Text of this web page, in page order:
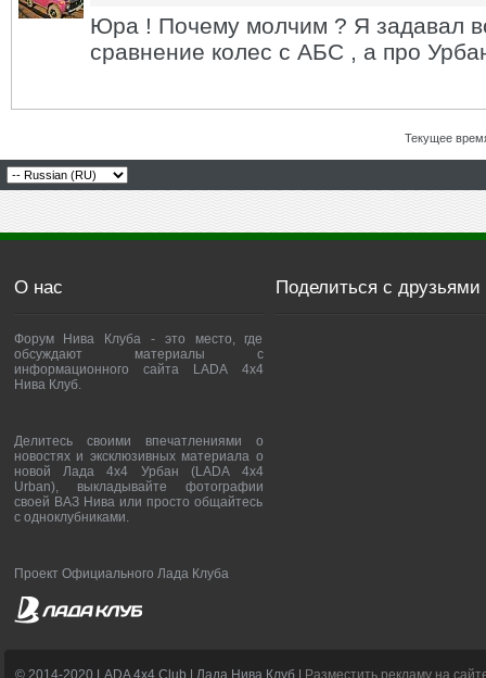
Юра ! Почему молчим ? Я задавал
сравнение колес с АБС , а про
Текущее
О нас
Форум Нива Клуба - это место, где
обсуждают материалы с
информационного сайта LADA 4x4
Нива Клуб.
Делитесь своими впечатлениями о
новостях и эксклюзивных материала о
новой Лада 4х4 Урбан (LADA 4x4
Urban), выкладывайте фотографии
своей ВАЗ Нива или просто общайтесь
с одноклубниками.
Проект Официального Лада Клуба
Поделиться с друзьями
© 2014-2020 LADA 4x4 Club | Лада Нива Клуб | Разместить рекламу на